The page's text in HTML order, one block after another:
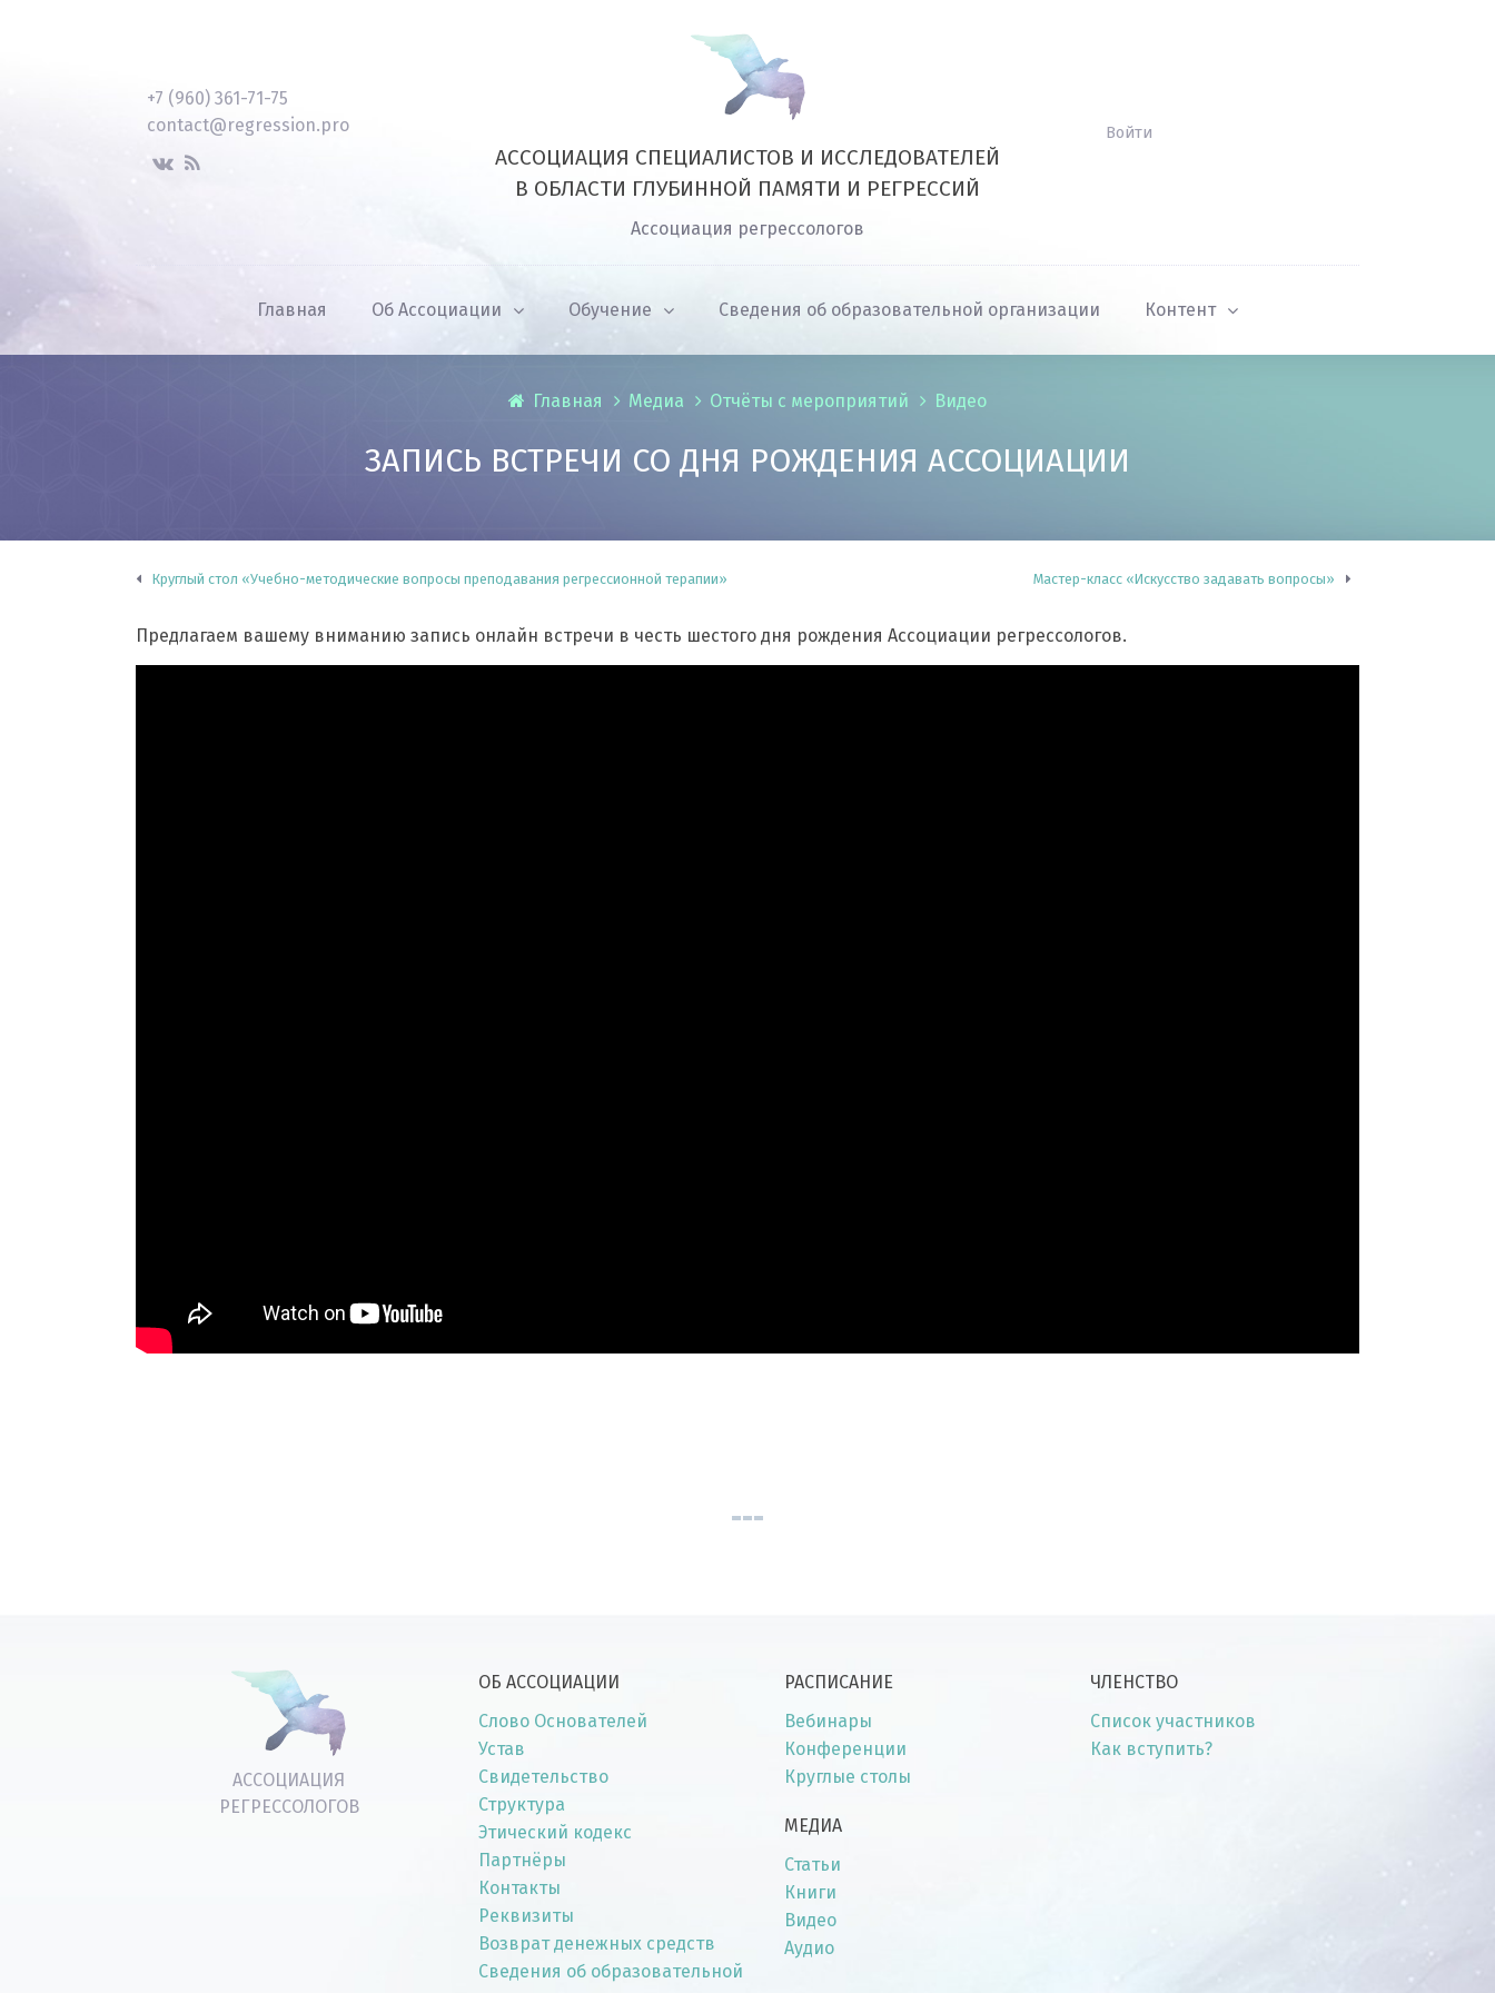
+7 (960) 361-71-75
contact@regression.pro
АССОЦИАЦИЯ СПЕЦИАЛИСТОВ И ИССЛЕДОВАТЕЛЕЙ
В ОБЛАСТИ ГЛУБИННОЙ ПАМЯТИ И РЕГРЕССИЙ
Ассоциация регрессологов
Войти
Главная Об Ассоциации Обучение Сведения об образовательной организации Контент
Главная Медиа Отчёты с мероприятий Видео
ЗАПИСЬ ВСТРЕЧИ СО ДНЯ РОЖДЕНИЯ АССОЦИАЦИИ
Круглый стол «Учебно-методические вопросы преподавания регрессионной терапии» Мастер-класс «Искусство задавать вопросы»
Предлагаем вашему вниманию запись онлайн встречи в честь шестого дня рождения Ассоциации регрессологов.
АССОЦИАЦИЯ
РЕГРЕССОЛОГОВ
ОБ АССОЦИАЦИИ
Слово Основателей
Устав
Свидетельство
Структура
Этический кодекс
Партнёры
Контакты
Реквизиты
Возврат денежных средств
Сведения об образовательной
РАСПИСАНИЕ
Вебинары
Конференции
Круглые столы
МЕДИА
Статьи
Книги
Видео
Аудио
ЧЛЕНСТВО
Список участников
Как вступить?